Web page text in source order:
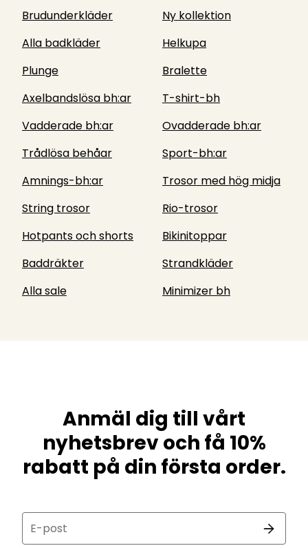
Brudunderkläder
Ny kollektion
Alla badkläder
Helkupa
Plunge
Bralette
Axelbandslösa bh:ar
T-shirt-bh
Vadderade bh:ar
Ovadderade bh:ar
Trådlösa behåar
Sport-bh:ar
Amnings-bh:ar
Trosor med hög midja
String trosor
Rio-trosor
Hotpants och shorts
Bikinitoppar
Baddräkter
Strandkläder
Alla sale
Minimizer bh
Anmäl dig till vårt
nyhetsbrev och få 10%
rabatt på din första order.
E-post